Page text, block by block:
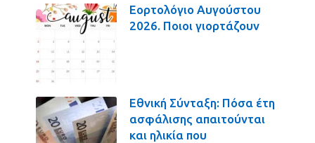
Εορτολόγιο Αυγούστου
2026. Ποιοι γιορτάζουν
Εθνική Σύνταξη: Πόσα έτη
ασφάλισης απαιτούνται
και ηλικία που